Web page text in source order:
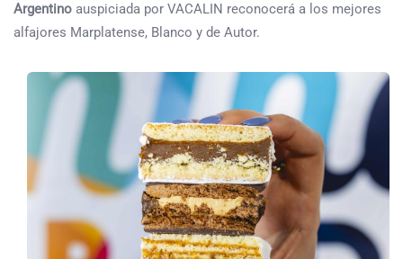
Argentino auspiciada por VACALIN reconocerá a los mejores
alfajores Marplatense, Blanco y de Autor.